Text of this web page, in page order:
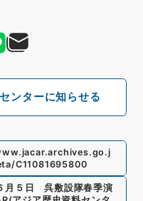
ンターに知らせる
C11081695800
月５日 呉敷設隊春季演